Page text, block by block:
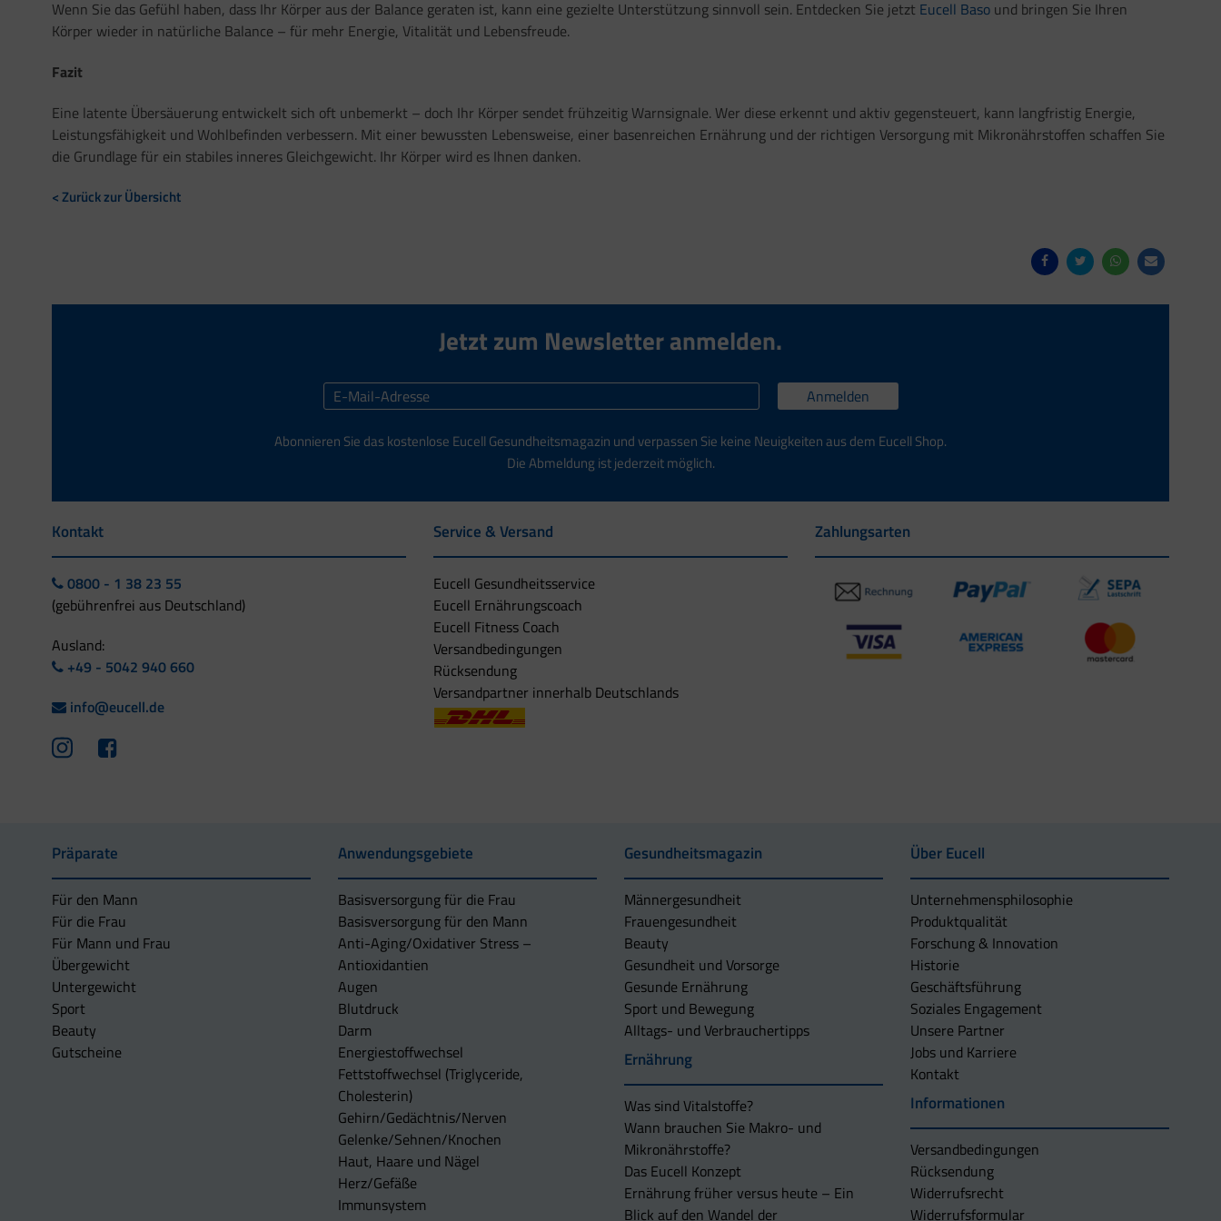
Wenn Sie das Gefühl haben, dass Ihr Körper aus der Balance geraten ist, kann eine gezielte Unterstützung sinnvoll sein. Entdecken Sie jetzt Eucell Baso und bringen Sie Ihren
Körper wieder in natürliche Balance – für mehr Energie, Vitalität und Lebensfreude.
Fazit
Eine latente Übersäuerung entwickelt sich oft unbemerkt – doch Ihr Körper sendet frühzeitig Warnsignale. Wer diese erkennt und aktiv gegensteuert, kann langfristig Energie,
Leistungsfähigkeit und Wohlbefinden verbessern. Mit einer bewussten Lebensweise, einer basenreichen Ernährung und der richtigen Versorgung mit Mikronährstoffen schaffen Sie
die Grundlage für ein stabiles inneres Gleichgewicht. Ihr Körper wird es Ihnen danken.
< Zurück zur Übersicht
Jetzt zum Newsletter anmelden.
Anmelden
Abonnieren Sie das kostenlose Eucell Gesundheitsmagazin und verpassen Sie keine Neuigkeiten aus dem Eucell Shop.
Die Abmeldung ist jederzeit möglich.
Kontakt
0800 - 1 38 23 55
(gebührenfrei aus Deutschland)
Ausland:
+49 - 5042 940 660
info@eucell.de
Service & Versand
Eucell Gesundheitsservice
Eucell Ernährungscoach
Eucell Fitness Coach
Versandbedingungen
Rücksendung
Versandpartner innerhalb Deutschlands
Zahlungsarten
Präparate
Für den Mann
Für die Frau
Für Mann und Frau
Übergewicht
Untergewicht
Sport
Beauty
Gutscheine
Anwendungsgebiete
Basisversorgung für die Frau
Basisversorgung für den Mann
Anti-Aging/Oxidativer Stress –
Antioxidantien
Augen
Blutdruck
Darm
Energiestoffwechsel
Fettstoffwechsel (Triglyceride,
Cholesterin)
Gehirn/Gedächtnis/Nerven
Gelenke/Sehnen/Knochen
Haut, Haare und Nägel
Herz/Gefäße
Immunsystem
Gesundheitsmagazin
Männergesundheit
Frauengesundheit
Beauty
Gesundheit und Vorsorge
Gesunde Ernährung
Sport und Bewegung
Alltags- und Verbrauchertipps
Ernährung
Was sind Vitalstoffe?
Wann brauchen Sie Makro- und
Mikronährstoffe?
Das Eucell Konzept
Ernährung früher versus heute – Ein
Blick auf den Wandel der
Über Eucell
Unternehmens­philosophie
Produktqualität
Forschung & Innovation
Historie
Geschäftsführung
Soziales Engagement
Unsere Partner
Jobs und Karriere
Kontakt
Informationen
Versandbedingungen
Rücksendung
Widerrufsrecht
Widerrufsformular